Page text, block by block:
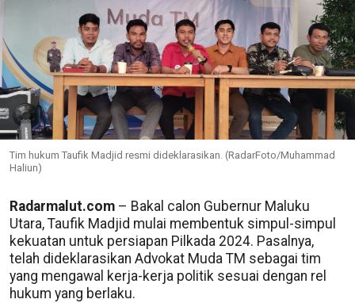
Tim hukum Taufik Madjid resmi dideklarasikan. (RadarFoto/Muhammad
Haliun)
Radarmalut.com – Bakal calon Gubernur Maluku
Utara, Taufik Madjid mulai membentuk simpul-simpul
kekuatan untuk persiapan Pilkada 2024. Pasalnya,
telah dideklarasikan Advokat Muda TM sebagai tim
yang mengawal kerja-kerja politik sesuai dengan rel
hukum yang berlaku.